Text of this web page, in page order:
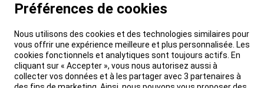
Préférences de cookies
Nous utilisons des cookies et des technologies similaires pour
vous offrir une expérience meilleure et plus personnalisée. Les
cookies fonctionnels et analytiques sont toujours actifs. En
cliquant sur « Accepter », vous nous autorisez aussi à
collecter vos données et à les partager avec 3 partenaires à